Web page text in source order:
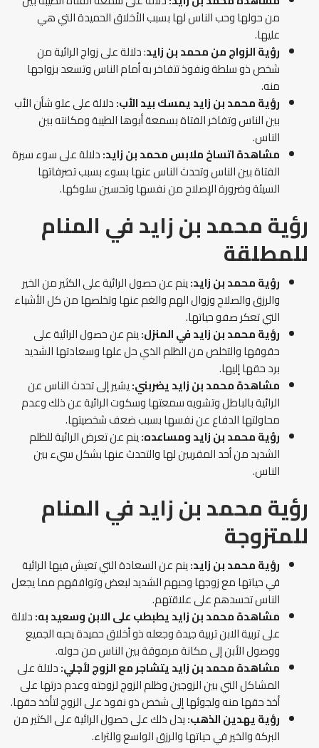
من حولها وحب الناس لها بسبب الأخلاق الحميدة التي هي
عليها.
رؤية الزواج من محمد بن زايد: دلالة على زواج الرائية من
شخص ذو سلطة ونفوذ تتفاخر به أمام الناس وتسعد بزواجها
منه.
رؤية محمد بن زايد يمسك بيد الأب:دلالة على علو شأن الأب
بين الناس وتفاخر الفتاة بسمعة أبوها الطيبة ومكانته بين
الناس.
مشاهدة اتساخ ملابس محمد بن زايد:دلالة على سوء سيرة
الفتاة بين الناس وتحدث الناس عنها بسوء بسبب تصرفاتها
السيئة وضرورة الإصلاح من نفسها وتحسين سلوكها.
رؤية محمد بن زايد في المنام
للمطلقة
رؤية محمد بن زايد:ينم عن حصول الرائية على الكثير من الخير
والرزق والصلاح وزوال الهم والغم عنها وتخلصها من كل الأشياء
التي تعكر صفو حياتها.
رؤية محمد بن زايد في المنزل:ينم عن حصول الرائية على
حقوقها والتخلص من الظلم الذي حل علها وسعادتها الشديد
برد حقها إليها.
مشاهدة محمد بن زايد يضربني:يشير إلى تحدث الناس عن
الرائية بالباطل وتشويه سمعتها وسكوت الرائية عن ذلك وعدم
محاولتها الدفاع عن نفسها بسبب ضعف شخصيتها.
رؤية محمد بن زايد ومساعده:ينم عن تعرض الرائية للظلم
الشديد من أحد المقربين لها والتحدث عنها بشكل سيء بين
الناس.
رؤية محمد بن زايد في المنام
للمتزوجة
رؤية محمد بن زايد:ينم عن السعادة التي تعيش فيها الرائية
في حياتها مع زوجها وحبهم الشديد لبعض وتوافقهم مما يجعل
الناس تحسدهم على علاقتهم.
مشاهدة محمد بن زايد يطبطب على الابن وسعيد به:دلالة
على تربية الابن تربية جيدة وجعله ذو أخلاق حميدة يحبه الجميع
ووصول الأبن إلى مكانة مرموقة بين الناس من حوله.
مشاهدة محمد بن زايد يتشاجر مع الزوج لأجلي:دلالة على
المشاكل التي بين الزوجين وظلم الزوج لزوجته وعدم درتها على
أخذ حقها منه ولجوئها إلى شخص ذو نفوذ على الزوج لتأخذ حقها.
رؤية يهدين الذهب:يدل ذلك على حصول الرائية على الكثير من
البركة والخير في حياتها والرزق الواسع والثراء.